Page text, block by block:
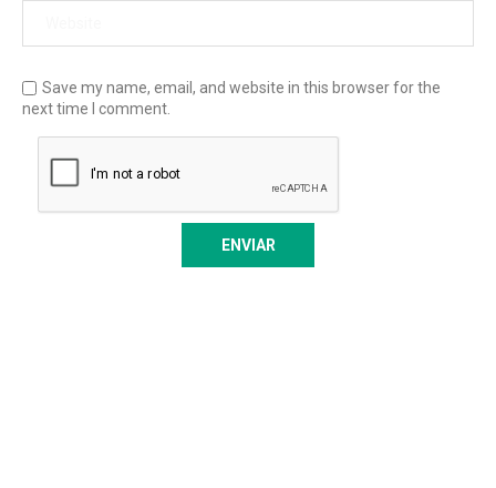
Save my name, email, and website in this browser for the
next time I comment.